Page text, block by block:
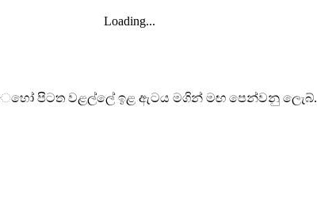
Loading...
පිටත වළල්ලේ ඉළ ඇටය මගින් මඟ පෙන්වනු ලැෙබ්.